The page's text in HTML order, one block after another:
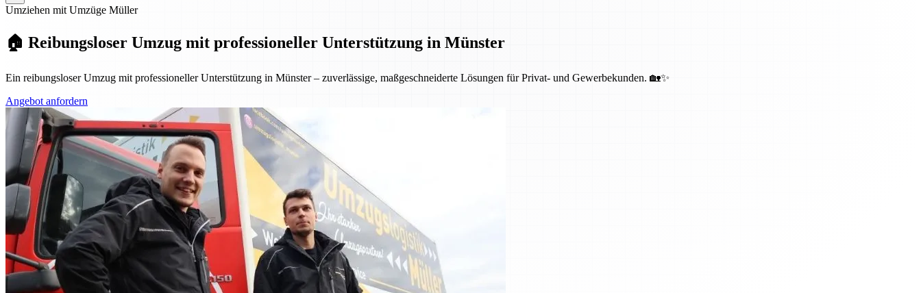
Umziehen mit Umzüge Müller
🏠 Reibungsloser Umzug mit professioneller Unterstützung in Münster
Ein reibungsloser Umzug mit professioneller Unterstützung in Münster – zuverlässige, maßgeschneiderte Lösungen für Privat- und Gewerbekunden. 🏡✨
Angebot anfordern